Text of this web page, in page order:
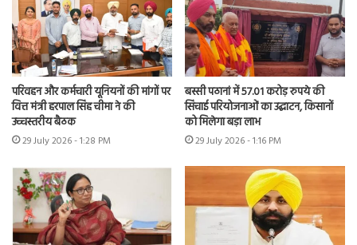
परिवहन और कर्मचारी यूनियनों की मांगों पर
वित्त मंत्री हरपाल सिंह चीमा ने की
उच्चस्तरीय बैठक
29 July 2026 - 1:28 PM
बस्सी पठानां में 57.01 करोड़ रुपये की
सिंचाई परियोजनाओं का उद्घाटन, किसानों
को मिलेगा बड़ा लाभ
29 July 2026 - 1:16 PM